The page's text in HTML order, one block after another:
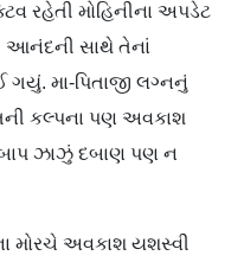
રહેતી મોહિનીના અપડેટ
સાથે તેનાં
ગયું. મા-પિતાજી લગ્નનું
કલ્પના પણ અવકાશ
બાપ ઝાઝું દબાણ પણ ન
મોરચે અવકાશ યશસ્વી